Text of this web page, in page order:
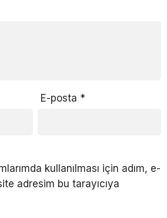
E-posta *
kullanılması için adım, e-
adresim bu tarayıcıya